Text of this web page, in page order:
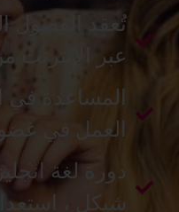
تُعقد الفصول
عبر الإنترنت
المساعدة في
العمل في
شيكل ،